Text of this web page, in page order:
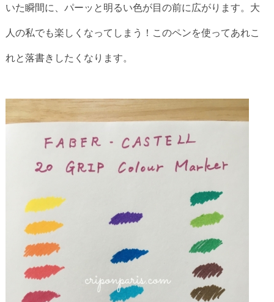
いた瞬間に、パーッと明るい色が目の前に広がります。大
人の私でも楽しくなってしまう！このペンを使ってあれこ
れと落書きしたくなります。